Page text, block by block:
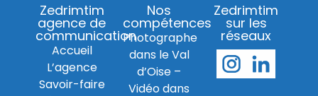
Zedrimtim
agence de
communication
Accueil
L’agence
Savoir-faire
Nos
compétences
Photographe
dans le Val
d’Oise –
Vidéo dans
Zedrimtim
sur les
réseaux